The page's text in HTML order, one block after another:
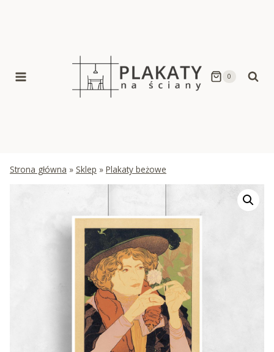
0
Strona główna » Sklep » Plakaty beżowe